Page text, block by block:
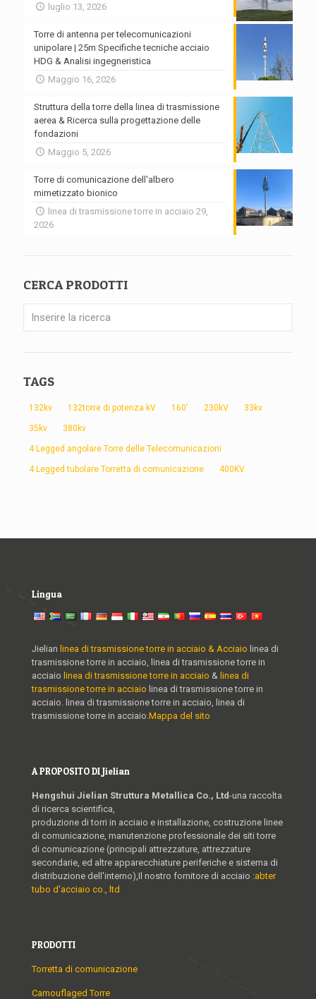
luglio 13, 2026
Torre di antenna per telecomunicazioni
unipolare | 25m Specifiche tecniche acciaio
HDG & Analisi ingegneristica
Maggio 16, 2026
Struttura della torre della linea di trasmissione
aerea & Ricerca sulla progettazione delle
fondazioni
Maggio 5, 2026
Torre di comunicazione dell'albero
mimetizzato bionico
linea di trasmissione torre in acciaio 29,
2026
CERCA PRODOTTI
TAGS
132kv 132torre di potenza kV 160' 230kV 33kv
35kv 380kv
4 Legged angolare Torre delle Telecomunicazioni
4 Legged tubolare Torretta di comunicazione 400KV
Lingua
Jielian linea di trasmissione torre in acciaio & Acciaio linea di
trasmissione torre in acciaio, linea di trasmissione torre in
acciaio linea di trasmissione torre in acciaio & linea di
trasmissione torre in acciaio linea di trasmissione torre in
acciaio. linea di trasmissione torre in acciaio, linea di
trasmissione torre in acciaio. Mappa del sito
A PROPOSITO DI Jielian
Hengshui Jielian Struttura Metallica Co., Ltd-una raccolta
di ricerca scientifica,
produzione di torri in acciaio e installazione, costruzione linee
di comunicazione, manutenzione professionale dei siti torre
di comunicazione (principali attrezzature, attrezzature
secondarie, ed altre apparecchiature periferiche e sistema di
distribuzione dell'interno),Il nostro fornitore di acciaio :abter
tubo d'acciaio co., ltd
PRODOTTI
Torretta di comunicazione
Camouflaged Torre